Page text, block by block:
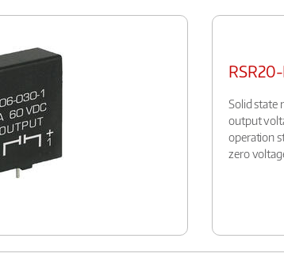
Solid state
output
operation
zero